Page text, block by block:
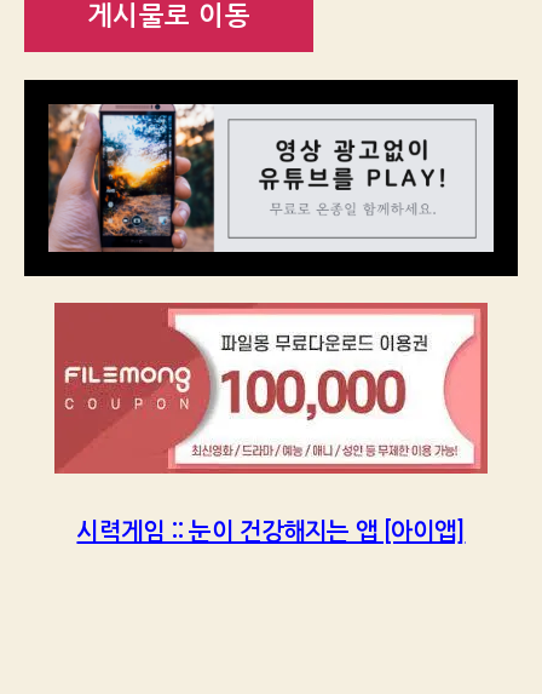
게시물로 이동
시력게임 :: 눈이 건강해지는 앱 [아이앱]